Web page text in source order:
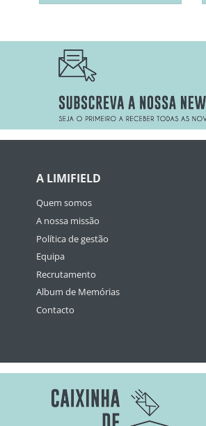
A LIMIFIELD
Quem somos
A nossa missão
Política de gestão
Equipa
Recrutamento
Album de Memórias
Contacto